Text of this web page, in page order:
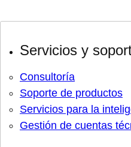
Servicios y
Consultoría
Soporte de productos
Servicios para la
Gestión de cuentas